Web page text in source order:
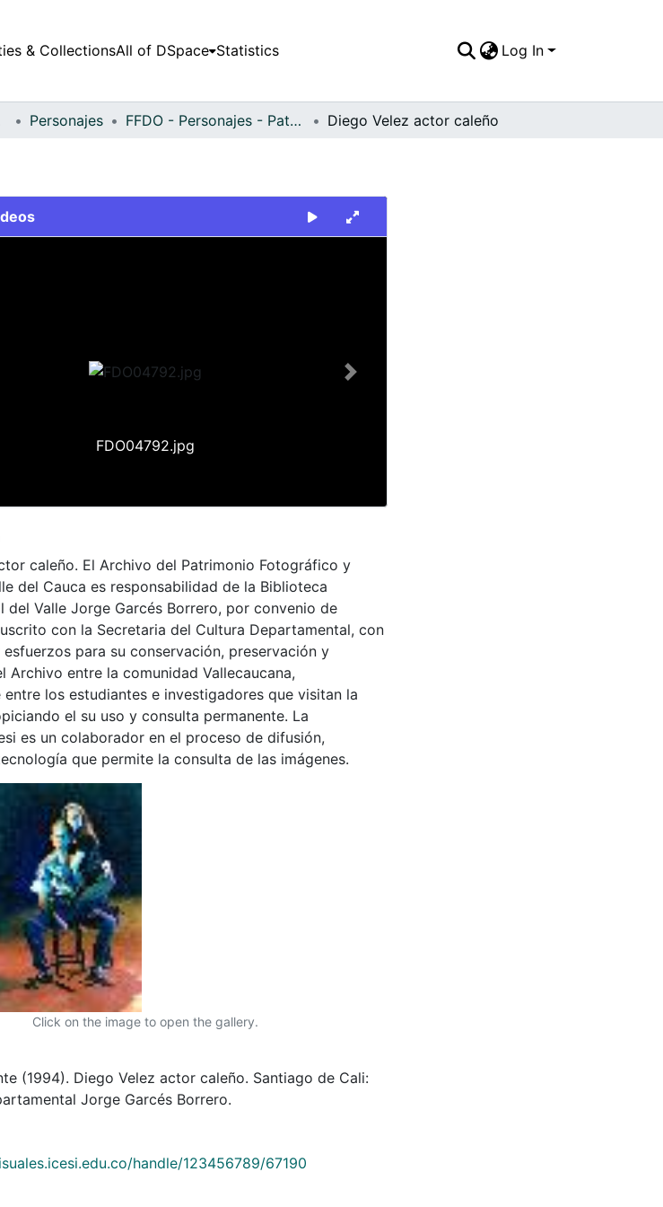
& CollectionsAll of DSpace Statistics Log In
Personajes FFDO - Personajes - Patrimonial Diego Velez actor caleño
FDO04792.jpg
Next
caleño. El Archivo del Patrimonio Fotográfico y
del Cauca es responsabilidad de la Biblioteca
del Valle Jorge Garcés Borrero, por convenio de
con la Secretaria del Cultura Departamental, con
para su conservación, preservación y
Archivo entre la comunidad Vallecaucana,
entre los estudiantes e investigadores que visitan la
el su uso y consulta permanente. La
es un colaborador en el proceso de difusión,
que permite la consulta de las imágenes.
Click on the image to open the gallery.
(1994). Diego Velez actor caleño. Santiago de Cali:
Jorge Garcés Borrero.
handle/123456789/67190